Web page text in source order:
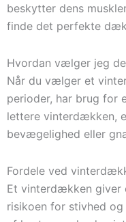
beskytter dens
finde det perfekte
Hvordan vælger jeg
Når du vælger et
perioder, har brug for
lettere vinterdækken,
bevægelighed eller
Fordele ved
Et vinterdækken giver
risikoen for stivhed